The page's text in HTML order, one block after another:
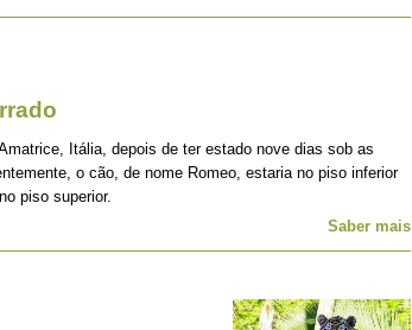
Itália, depois de ter estado nove dias sob as
o cão, de nome Romeo, estaria no piso inferior
piso superior.
Saber mais